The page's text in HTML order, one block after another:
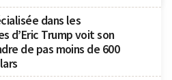
dans les
d’Eric Trump voit son
de pas moins de 600